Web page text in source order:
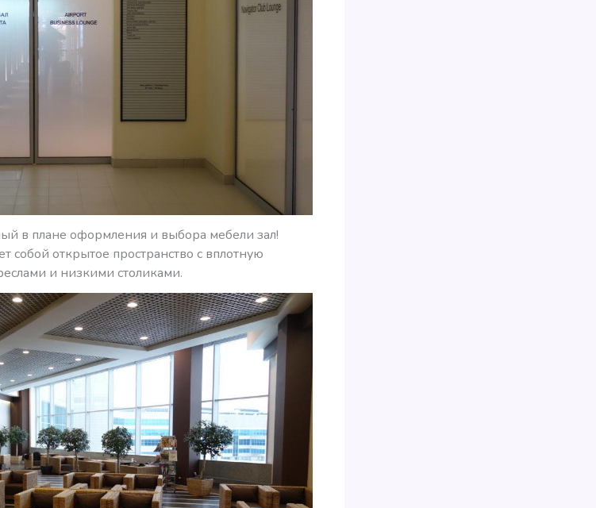
в плане оформления и выбора мебели зал!
собой открытое пространство с вплотную
и низкими столиками.